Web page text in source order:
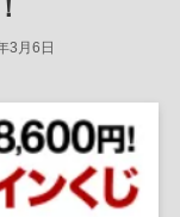
3月6日